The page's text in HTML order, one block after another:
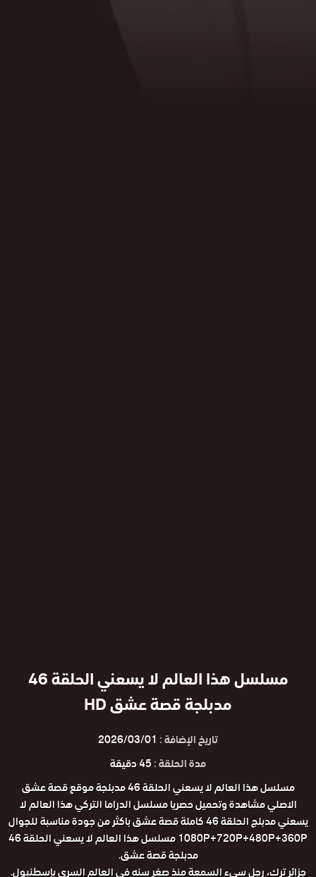
مسلسل هذا العالم لا يسعني الحلقة 46
مدبلجة قصة عشق HD
تاريخ الإضافة : 2026/03/01
مدة الحلقة :45 دقيقة
مسلسل هذا العالم لا يسعني الحلقة 46 مدبلجة موقع قصة عشق
الاصلي مشاهدة وتحميل حصريا مسلسل الدراما التركي هذا العالم لا
يسعني مدبلج الحلقة 46 كاملة قصة عشق باكثر من جودة مناسبة للجوال
1080P+720P+480P+360P مسلسل هذا العالم لا يسعني الحلقة 46
مدبلجة قصة عشق.
جزائر ترك، رجل سيء السمعة منذ صغر سنه في العالم السري بإسطنبول.